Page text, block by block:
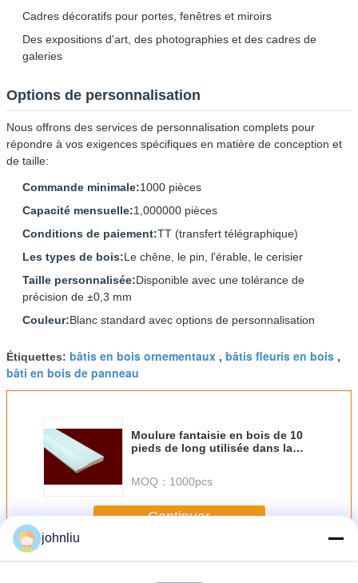
Cadres décoratifs pour portes, fenêtres et miroirs
Des expositions d'art, des photographies et des cadres de
galeries
Options de personnalisation
Nous offrons des services de personnalisation complets pour
répondre à vos exigences spécifiques en matière de conception et
de taille:
Commande minimale:1000 pièces
Capacité mensuelle:1,000000 pièces
Conditions de paiement:TT (transfert télégraphique)
Les types de bois:Le chêne, le pin, l'érable, le cerisier
Taille personnalisée:Disponible avec une tolérance de
précision de ±0,3 mm
Couleur:Blanc standard avec options de personnalisation
Étiquettes: bâtis en bois ornementaux , bâtis fleuris en bois ,
bâti en bois de panneau
Moulure fantaisie en bois de 10
pieds de long utilisée dans la
cadres de portes et fenêtres,
MOQ： 1000pcs
Continuer
PlusBâtis en bois décoratifs
johnliu